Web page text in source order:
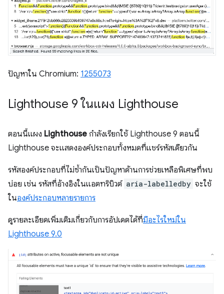
ปัญหาใน Chromium: 1255073
Lighthouse 9 ในแผง Lighthouse
ตอนนี้แผง Lighthouse กำลังเรียกใช้ Lighthouse 9 ตอนนี้
Lighthouse จะแสดงองค์ประกอบทั้งหมดที่แชร์รหัสเดียวกัน
รหัสองค์ประกอบที่ไม่ซ้ำกันเป็นปัญหาด้านการช่วยเหลือพิเศษที่พบ
บ่อย เช่น รหัสที่อ้างอิงในแอตทริบิวต์ aria-labelledby จะใช้
ในองค์ประกอบหลายรายการ
ดูรายละเอียดเพิ่มเติมเกี่ยวกับการอัปเดตได้ที่มีอะไรใหม่ใน
Lighthouse 9.0